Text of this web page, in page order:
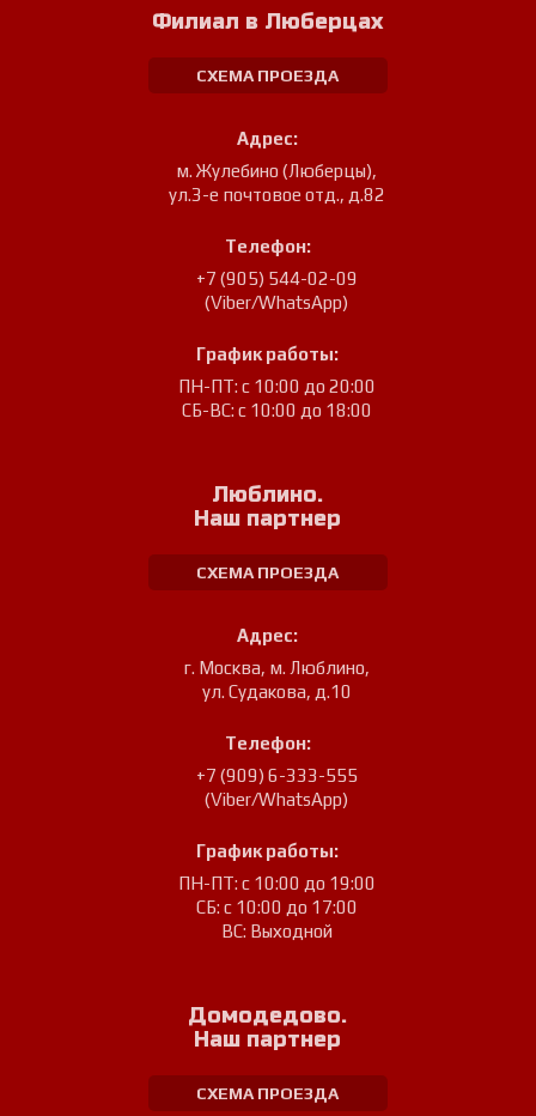
Филиал в Люберцах
СХЕМА ПРОЕЗДА
Адрес:
м. Жулебино (Люберцы),
ул.3-е почтовое отд., д.82
Телефон:
+7 (905) 544-02-09
(Viber/WhatsApp)
График работы:
ПН-ПТ: с 10:00 до 20:00
СБ-ВС: с 10:00 до 18:00
Люблино.
Наш партнер
СХЕМА ПРОЕЗДА
Адрес:
г. Москва, м. Люблино,
ул. Судакова, д.10
Телефон:
+7 (909) 6-333-555
(Viber/WhatsApp)
График работы:
ПН-ПТ: с 10:00 до 19:00
СБ: с 10:00 до 17:00
ВС: Выходной
Домодедово.
Наш партнер
СХЕМА ПРОЕЗДА